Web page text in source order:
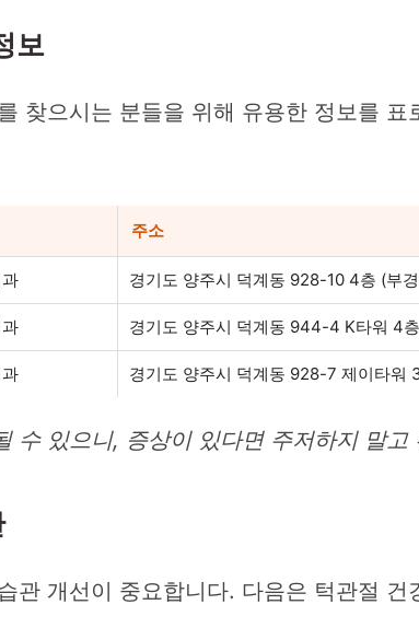
보
찾으시는 분들을 위해 유용한 정보를
주소
경기도 양주시 덕계동 928-10 4층 (부
경기도 양주시 덕계동 944-4 K타워 4
경기도 양주시 덕계동 928-7 제이타워
수 있으니, 증상이 있다면 주저하지 말고
관 개선이 중요합니다. 다음은 턱관절